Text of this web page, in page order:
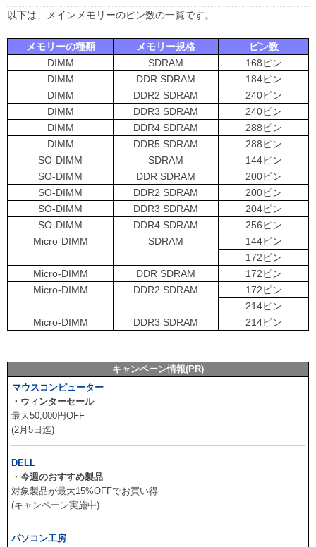
以下は、メインメモリーのピン数の一覧です。
メモリーの種類 メモリー規格
ピン数
DIMM
SDRAM
168ピン
DIMM
DDR SDRAM
184ピン
DIMM
DDR2 SDRAM
240ピン
DIMM
DDR3 SDRAM
240ピン
DIMM
DDR4 SDRAM
288ピン
DIMM
DDR5 SDRAM
288ピン
SO-DIMM
SDRAM
144ピン
SO-DIMM
DDR SDRAM
200ピン
SO-DIMM
DDR2 SDRAM
200ピン
SO-DIMM
DDR3 SDRAM
204ピン
SO-DIMM
DDR4 SDRAM
256ピン
Micro-DIMM
SDRAM
144ピン
172ピン
Micro-DIMM
DDR SDRAM
172ピン
Micro-DIMM
DDR2 SDRAM
172ピン
214ピン
Micro-DIMM
DDR3 SDRAM 214ピン
キャンペーン情報(PR)
マウスコンピューター
・ウィンターセール
最大50,000円OFF
(2月5日迄)
DELL
・今週のおすすめ製品
対象製品が最大15%OFFでお買い得
(キャンペーン実施中)
パソコン工房